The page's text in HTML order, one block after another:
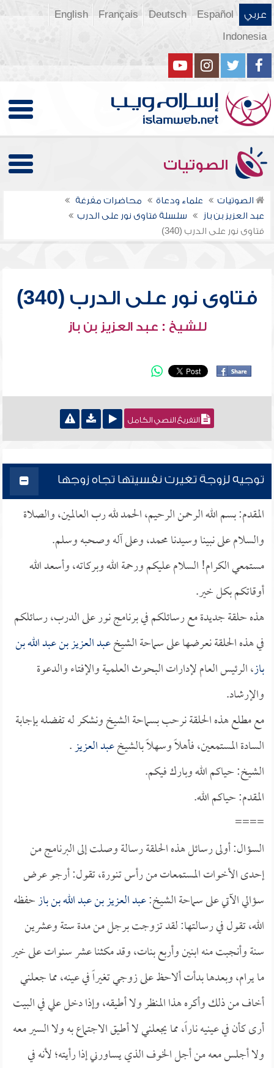
عربي Español
Deutsch
Français
English
Indonesia
الصوتيات
الصوتيات علماء ودعاة
محاضرات مفرغة
عبد العزيز بن باز
سلسلة فتاوى نور على الدرب
فتاوى نور على الدرب (340)
فتاوى نور على الدرب (340)
للشيخ : عبد العزيز بن باز
التفريغ النصي الكامل
توجيه لزوجة تغيرت نفسيتها تجاه زوجها
المقدم: بسم الله الرحمن الرحيم، الحمد لله رب العالمين، والصلاة
والسلام على نبينا وسيدنا محمد، وعلى آله وصحبه وسلم.
مستمعي الكرام! السلام عليكم ورحمة الله وبركاته، وأسعد الله
أوقاتكم بكل خير.
هذه حلقة جديدة مع رسائلكم في برنامج نور على الدرب، رسائلكم
في هذه الحلقة نعرضها على سماحة الشيخعبد العزيز بن عبد الله بن
باز، الرئيس العام لإدارات البحوث العلمية والإفتاء والدعوة
والإرشاد.
مع مطلع هذه الحلقة نرحب بسماحة الشيخ ونشكر له تفضله بإجابة
السادة المستمعين، فأهلاً وسهلاً بالشيخعبد العزيز.
الشيخ: حياكم الله وبارك فيكم.
المقدم: حياكم الله.
====
السؤال: أولى رسائل هذه الحلقة رسالة وصلت إلى البرنامج من
إحدى الأخوات المستمعات من رأس تنورة، تقول: أرجو عرض
سؤالي الآتي على سماحة الشيخ:عبد العزيز بن عبد الله بن بازحفظه
الله، تقول في رسالتها: لقد تزوجت برجل من مدة ستة وعشرين
سنة وأنجبت منه ابنين وأربع بنات، وقد مكثنا عشر سنوات على خير
ما يرام، وبعدها بدأت ألاحظ على زوجي تغيراً في عينه، مما جعلني
أخاف من ذلك وأكره هذا المنظر ولا أطيقه، وإذا دخل علي في البيت
أرى كأن في عينيه ناراً، مما يجعلني لا أطيق الاجتماع به ولا السير معه
ولا أجلس معه من أجل الخوف الذي يساورني إذا رأيته؛ لأنه في